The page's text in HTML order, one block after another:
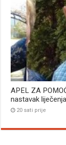
APEL ZA
nastavak
20 sati prije